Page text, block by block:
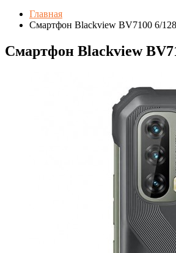
Главная
Смартфон Blackview BV7100 6/
Смартфон Blackview